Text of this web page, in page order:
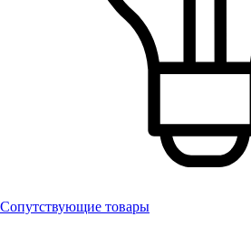
Сопутствующие товары